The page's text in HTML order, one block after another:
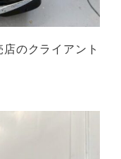
のクライアント